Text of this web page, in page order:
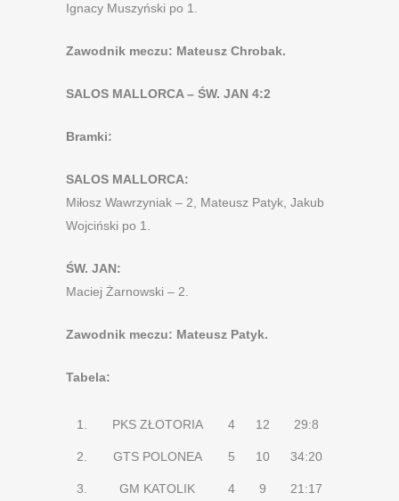
Ignacy Muszyński po 1.
Zawodnik meczu: Mateusz Chrobak.
SALOS MALLORCA – ŚW. JAN 4:2
Bramki:
SALOS MALLORCA:
Miłosz Wawrzyniak – 2, Mateusz Patyk, Jakub
Wojciński po 1.
ŚW. JAN:
Maciej Żarnowski – 2.
Zawodnik meczu: Mateusz Patyk.
Tabela:
1. PKS ZŁOTORIA 4 12 29:8
2. GTS POLONEA 5 10 34:20
3. GM KATOLIK 4 9 21:17